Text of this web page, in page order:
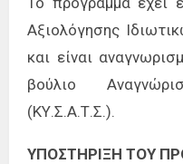
Αξιο­λό­γη­σης
και εί­ναι
βού­λιο
(ΚΥ­.Σ.Α­.Τ.Σ.).
ΥΠΟ­ΣΤΗ­ΡΙ­ΞΗ­ ΤΟΥ­